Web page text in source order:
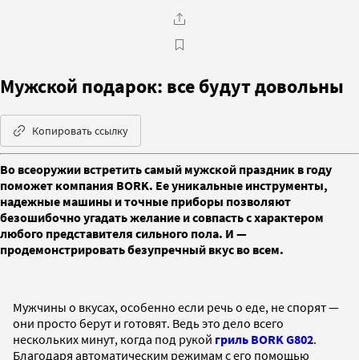
Мужской подарок: все будут довольны
Копировать ссылку
Во всеоружии встретить самый мужской праздник в году
поможет компания BORK. Ее уникальные инструменты,
надежные машины и точные приборы позволяют
безошибочно угадать желание и совпасть с характером
любого представителя сильного пола. И —
продемонстрировать безупречный вкус во всем.
Мужчины о вкусах, особенно если речь о еде, не спорят —
они просто берут и готовят. Ведь это дело всего
нескольких минут, когда под рукой гриль BORK G802.
Благодаря автоматическим режимам с его помощью